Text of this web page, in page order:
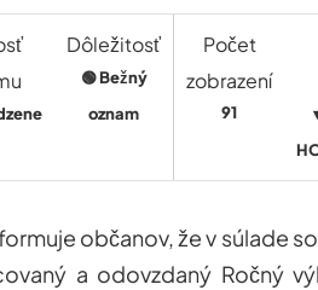
Dôležitosť
🟢 Bežný
oznam
Počet
zobrazení
91
občanov, že v súlade
a odovzdaný Ročný